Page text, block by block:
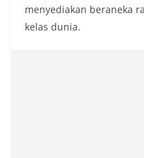
menyediakan beraneka
kelas dunia.